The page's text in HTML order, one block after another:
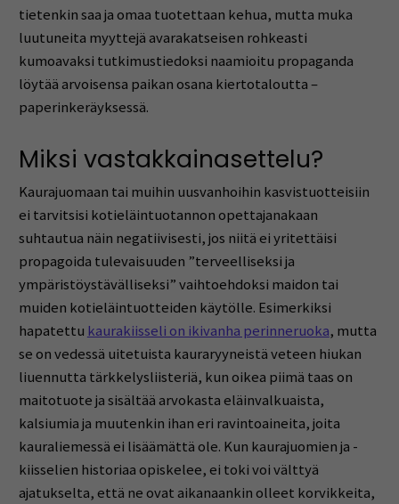
tietenkin saa ja omaa tuotettaan kehua, mutta muka
luutuneita myyttejä avarakatseisen rohkeasti
kumoavaksi tutkimustiedoksi naamioitu propaganda
löytää arvoisensa paikan osana kiertotaloutta –
paperinkeräyksessä.
Miksi vastakkainasettelu?
Kaurajuomaan tai muihin uusvanhoihin kasvistuotteisiin
ei tarvitsisi kotieläintuotannon opettajanakaan
suhtautua näin negatiivisesti, jos niitä ei yritettäisi
propagoida tulevaisuuden ”terveelliseksi ja
ympäristöystävälliseksi” vaihtoehdoksi maidon tai
muiden kotieläintuotteiden käytölle. Esimerkiksi
hapatettu kaurakiisseli on ikivanha perinneruoka, mutta
se on vedessä uitetuista kauraryyneistä veteen hiukan
liuennutta tärkkelysliisteriä, kun oikea piimä taas on
maitotuote ja sisältää arvokasta eläinvalkuaista,
kalsiumia ja muutenkin ihan eri ravintoaineita, joita
kauraliemessä ei lisäämättä ole. Kun kaurajuomien ja -
kiisselien historiaa opiskelee, ei toki voi välttyä
ajatukselta, että ne ovat aikanaankin olleet korvikkeita,